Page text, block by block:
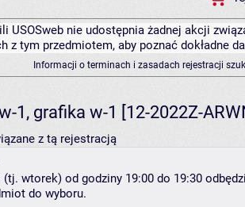
USOSweb nie udostępnia żadnej akcji
z tym przedmiotem, aby poznać dokładne
Informacji o terminach i zasadach rejestracji
1, grafika w-1 [12-2022Z-
z tą rejestracją
(tj. wtorek) od godziny 19:00 do 19:30
do wyboru.